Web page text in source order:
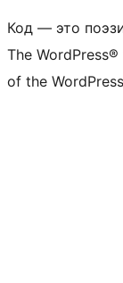
Код — это
The
of the